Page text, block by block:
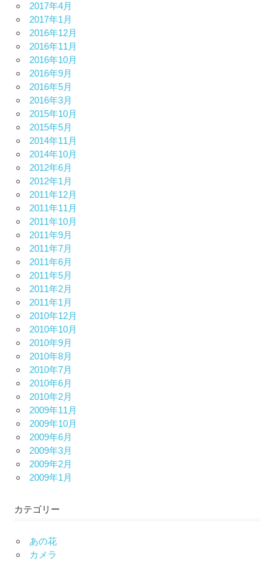
2017年4月
2017年1月
2016年12月
2016年11月
2016年10月
2016年9月
2016年5月
2016年3月
2015年10月
2015年5月
2014年11月
2014年10月
2012年6月
2012年1月
2011年12月
2011年11月
2011年10月
2011年9月
2011年7月
2011年6月
2011年5月
2011年2月
2011年1月
2010年12月
2010年10月
2010年9月
2010年8月
2010年7月
2010年6月
2010年2月
2009年11月
2009年10月
2009年6月
2009年3月
2009年2月
2009年1月
カテゴリー
あの花
カメラ